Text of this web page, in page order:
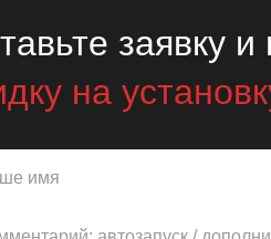
заявку и
на